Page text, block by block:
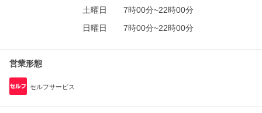
土曜日
7時00分~22時00分
日曜日
7時00分~22時00分
営業形態
セルフサービス